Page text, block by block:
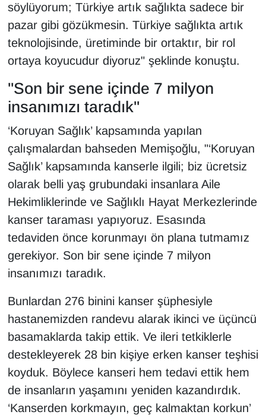
söylüyorum; Türkiye artık sağlıkta sadece bir
pazar gibi gözükmesin. Türkiye sağlıkta artık
teknolojisinde, üretiminde bir ortaktır, bir rol
ortaya koyucudur diyoruz" şeklinde konuştu.
"Son bir sene içinde 7 milyon
insanımızı taradık"
‘Koruyan Sağlık’ kapsamında yapılan
çalışmalardan bahseden Memişoğlu, "‘Koruyan
Sağlık’ kapsamında kanserle ilgili; biz ücretsiz
olarak belli yaş grubundaki insanlara Aile
Hekimliklerinde ve Sağlıklı Hayat Merkezlerinde
kanser taraması yapıyoruz. Esasında
tedaviden önce korunmayı ön plana tutmamız
gerekiyor. Son bir sene içinde 7 milyon
insanımızı taradık.
Bunlardan 276 binini kanser şüphesiyle
hastanemizden randevu alarak ikinci ve üçüncü
basamaklarda takip ettik. Ve ileri tetkiklerle
destekleyerek 28 bin kişiye erken kanser teşhisi
koyduk. Böylece kanseri hem tedavi ettik hem
de insanların yaşamını yeniden kazandırdık.
‘Kanserden korkmayın, geç kalmaktan korkun’